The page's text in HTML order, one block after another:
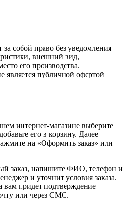
за собой право без уведомления
внешний вид,
его производства.
является публичной офертой
интернет-магазине выберите
его в корзину. Далее
на «Оформить заказ» или
заказ, напишите ФИО, телефон и
и уточнит условия заказа.
вам придет подтверждение
или через СМС.